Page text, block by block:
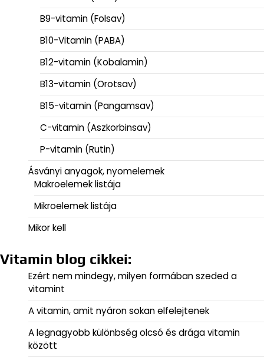
B9-vitamin (Folsav)
B10-Vitamin (PABA)
B12-vitamin (Kobalamin)
B13-vitamin (Orotsav)
B15-vitamin (Pangamsav)
C-vitamin (Aszkorbinsav)
P-vitamin (Rutin)
Ásványi anyagok, nyomelemek
Makroelemek listája
Mikroelemek listája
Mikor kell
Vitamin blog cikkei:
Ezért nem mindegy, milyen formában szeded a
vitamint
A vitamin, amit nyáron sokan elfelejtenek
A legnagyobb különbség olcsó és drága vitamin
között